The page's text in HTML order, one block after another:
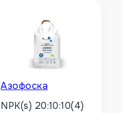
Азофоска
NPK(s) 20:10:10(4)